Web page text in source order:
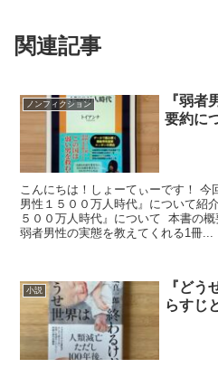
関連記事
ノンフィクション
『弱者
要約に
こんにちは！しょーてぃーです！
男性１５００万人時代』について紹
５００万人時代』について 本書の概
弱者男性の実態を教えてくれる1冊...
小説
『どう
らすじ